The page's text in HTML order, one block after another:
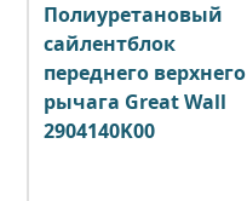
Полиуретановый
сайлентблок
переднего верхнего
рычага Great Wall
2904140K00